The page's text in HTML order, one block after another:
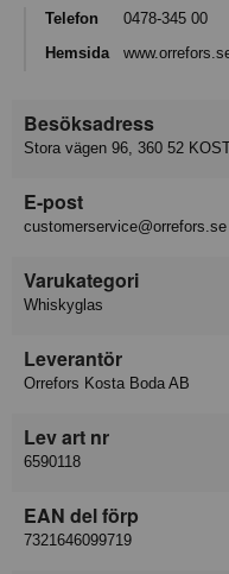
Telefon
0478-345 00
Hemsida
Besöksadress
Stora vägen 96, 360 52
E-post
customerservice@orrefors.se
Varukategori
Whiskyglas
Leverantör
Orrefors Kosta Boda AB
Lev art nr
6590118
EAN del förp
7321646099719